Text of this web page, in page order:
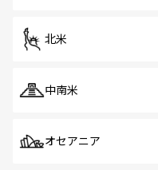
北米
中南米
オセアニア